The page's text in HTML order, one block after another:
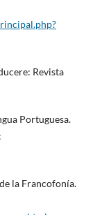
Revista
Portuguesa.
la Francofonía.